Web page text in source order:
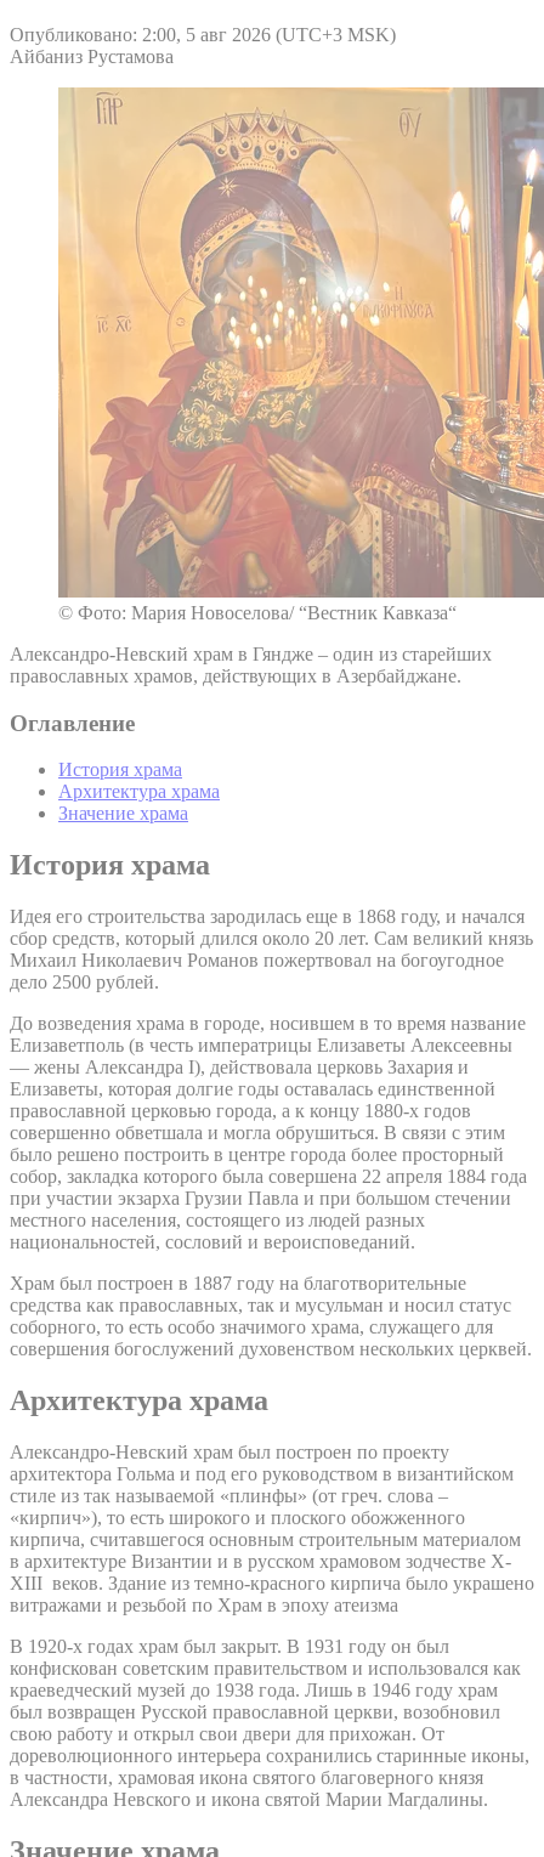
Опубликовано: 2:00, 5 авг 2026 (UTC+3 MSK)
Айбаниз Рустамова
© Фото: Мария Новоселова/ “Вестник Кавказа“
Александро-Невский храм в Гяндже – один из старейших
православных храмов, действующих в Азербайджане.
Оглавление
История храма
Архитектура храма
Значение храма
История храма
Идея его строительства зародилась еще в 1868 году, и начался
сбор средств, который длился около 20 лет. Сам великий князь
Михаил Николаевич Романов пожертвовал на богоугодное
дело 2500 рублей.
До возведения храма в городе, носившем в то время название
Елизаветполь (в честь императрицы Елизаветы Алексеевны
— жены Александра I), действовала церковь Захария и
Елизаветы, которая долгие годы оставалась единственной
православной церковью города, а к концу 1880-х годов
совершенно обветшала и могла обрушиться. В связи с этим
было решено построить в центре города более просторный
собор, закладка которого была совершена 22 апреля 1884 года
при участии экзарха Грузии Павла и при большом стечении
местного населения, состоящего из людей разных
национальностей, сословий и вероисповеданий.
Храм был построен в 1887 году на благотворительные
средства как православных, так и мусульман и носил статус
соборного, то есть особо значимого храма, служащего для
совершения богослужений духовенством нескольких церквей.
Архитектура храма
Александро-Невский храм был построен по проекту
архитектора Гольма и под его руководством в византийском
стиле из так называемой «плинфы» (от греч. слова –
«кирпич»), то есть широкого и плоского обожженного
кирпича, считавшегося основным строительным материалом
в архитектуре Византии и в русском храмовом зодчестве X-
XIII веков. Здание из темно-красного кирпича было украшено
витражами и резьбой по Храм в эпоху атеизма
В 1920-х годах храм был закрыт. В 1931 году он был
конфискован советским правительством и использовался как
краеведческий музей до 1938 года. Лишь в 1946 году храм
был возвращен Русской православной церкви, возобновил
свою работу и открыл свои двери для прихожан. От
дореволюционного интерьера сохранились старинные иконы,
в частности, храмовая икона святого благоверного князя
Александра Невского и икона святой Марии Магдалины.